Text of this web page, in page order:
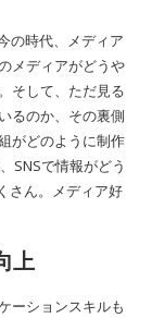
の時代、メディア
メディアがどうや
そして、ただ見る
るのか、その裏側
がどのように制作
SNSで情報がどう
さん。メディア好
上
ーションスキルも